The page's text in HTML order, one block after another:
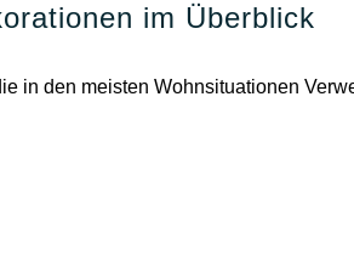
im Überblick
in den meisten Wohnsituationen